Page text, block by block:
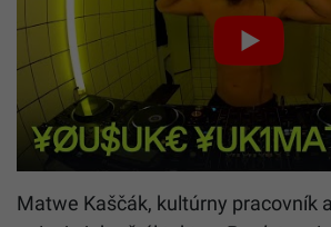
Matwe Kaščák, kultúrny pracovník